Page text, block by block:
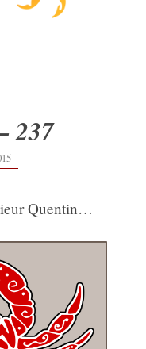
237
12/09/2019
Quentin…